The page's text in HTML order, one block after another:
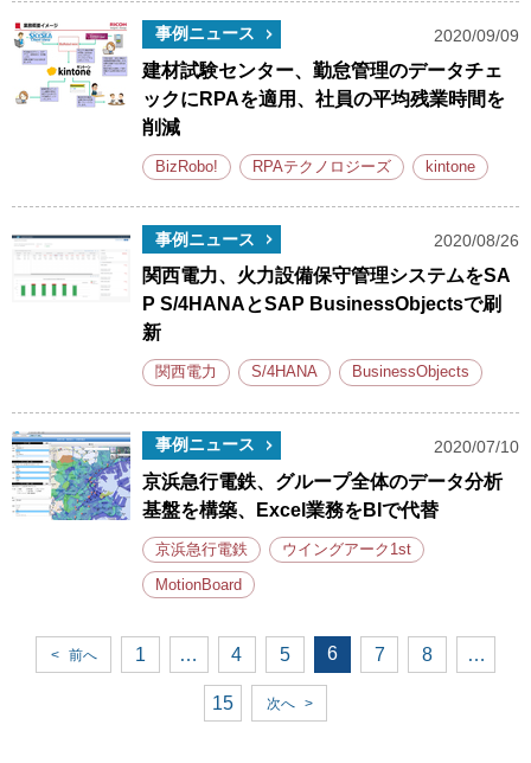
事例ニュース 2020/09/09
建材試験センター、勤怠管理のデータチェ
ックにRPAを適用、社員の平均残業時間を
削減
BizRobo! RPAテクノロジーズ kintone
事例ニュース 2020/08/26
関西電力、火力設備保守管理システムをSA
P S/4HANAとSAP BusinessObjectsで刷
新
関西電力 S/4HANA BusinessObjects
事例ニュース 2020/07/10
京浜急行電鉄、グループ全体のデータ分析
基盤を構築、Excel業務をBIで代替
京浜急行電鉄 ウイングアーク1st
MotionBoard
< 前へ 1 … 4 5 6 7 8 …
15 次へ >